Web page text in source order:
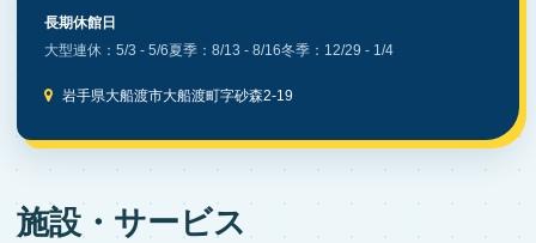
長期休館日
大型連休：5/3 - 5/6夏季：8/13 - 8/16冬季：12/29 - 1/4
岩手県大船渡市大船渡町字砂森2-19
施設・サービス